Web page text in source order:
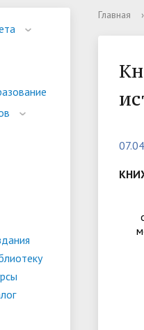
Устав
по
Оплата
обучающихся
Российской
Часто
Главная ›